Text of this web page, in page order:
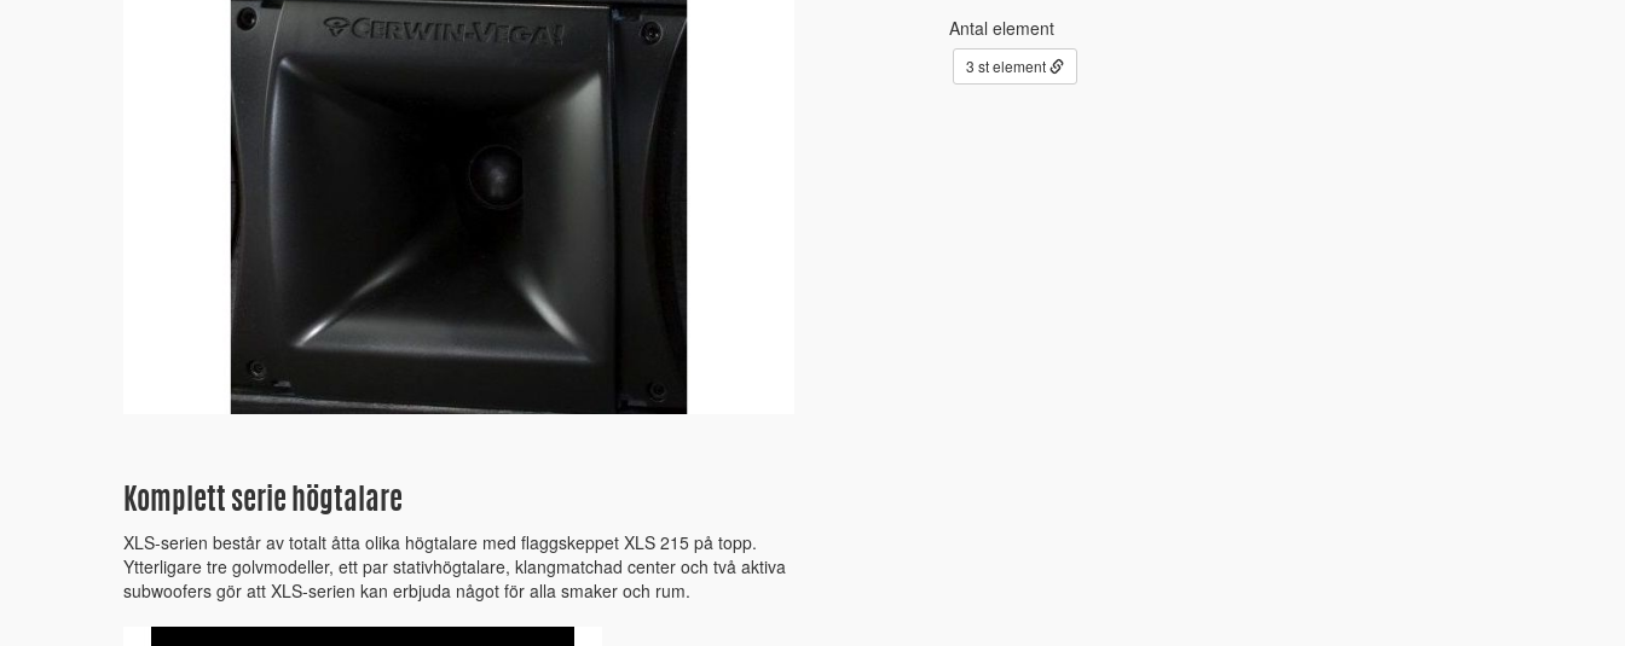
Komplett serie högtalare
XLS-serien består av totalt åtta olika högtalare med flaggskeppet XLS 215 på topp.
Ytterligare tre golvmodeller, ett par stativhögtalare, klangmatchad center och två aktiva
subwoofers gör att XLS-serien kan erbjuda något för alla smaker och rum.
Antal element
3 st element